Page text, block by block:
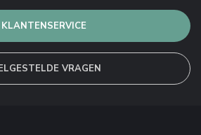
KLANTENSERVICE
VRAGEN